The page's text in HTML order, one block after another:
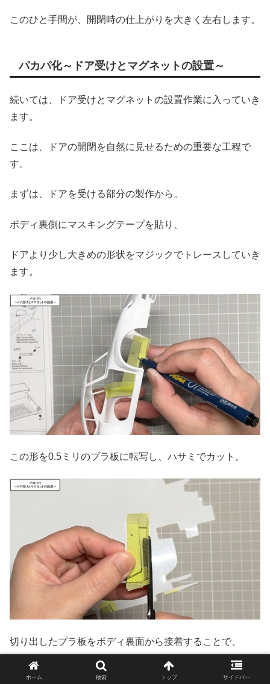
このひと手間が、開閉時の仕上がりを大きく左右します。
パカパ化～ドア受けとマグネットの設置～
続いては、ドア受けとマグネットの設置作業に入っていき
ます。
ここは、ドアの開閉を自然に見せるための重要な工程で
す。
まずは、ドアを受ける部分の製作から。
ボディ裏側にマスキングテープを貼り、
ドアより少し大きめの形状をマジックでトレースしていき
ます。
この形を0.5ミリのプラ板に転写し、ハサミでカット。
切り出したプラ板をボディ裏面から接着することで、
ドアを受け止めるための基礎部分が完成します。
ホーム 検索 トップ サイドバー